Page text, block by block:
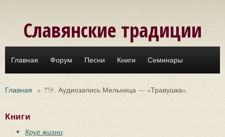
Славянские традиции
Главная Форум Песни Книги Семинары
Главная » ??⚡. Аудиозапись Мельница — «Травушка».
Книги
Круг жизни